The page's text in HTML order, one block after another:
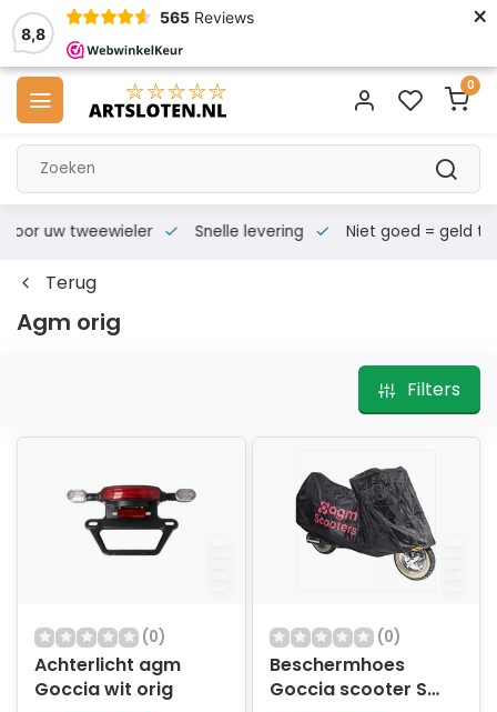
8,8
565 Reviews ×
0
voor uw tweewieler Snelle levering Niet goed = geld
Terug
Agm orig
Filters
(0)
Achterlicht agm
Goccia wit orig
(0)
Beschermhoes
Goccia scooter S